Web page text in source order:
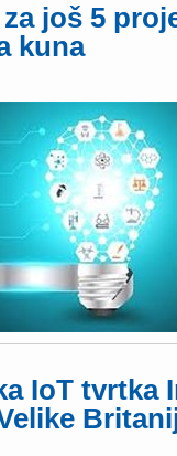
još 5
kuna
IoT tvrtka